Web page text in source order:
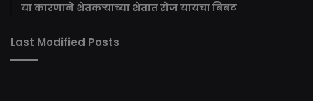
या कारणाने शेतकऱ्याच्या शेतात रोज यायचा बिबट
Last Modified Posts